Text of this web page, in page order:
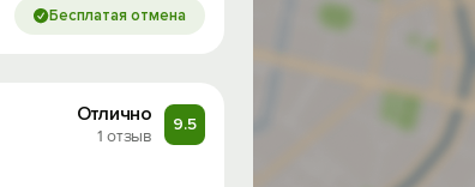
Бесплатая отмена
Отлично
1 отзыв
9.5